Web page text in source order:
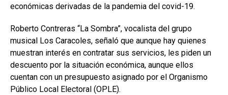
económicas derivadas de la pandemia del covid-19.
Roberto Contreras “La Sombra”, vocalista del grupo
musical Los Caracoles, señaló que aunque hay quienes
muestran interés en contratar sus servicios, les piden un
descuento por la situación económica, aunque ellos
cuentan con un presupuesto asignado por el Organismo
Público Local Electoral (OPLE).